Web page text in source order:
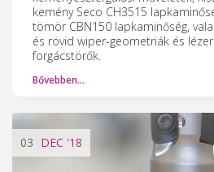
kemény Seco CH3515
tömör CBN150 lapkaminőség,
és rövid wiper-geometriák és
forgácstörők.
Bővebben…
03 DEC '18